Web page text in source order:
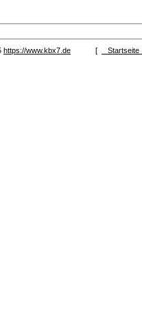
https://www.kbx7.de [ Startseite